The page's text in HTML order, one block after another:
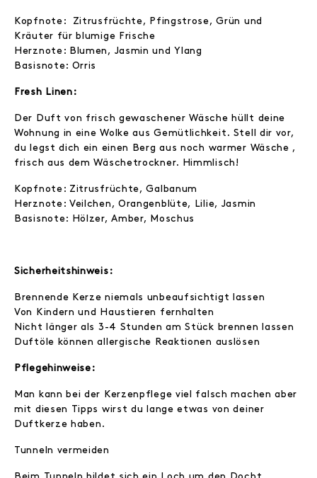
Kopfnote: Zitrusfrüchte, Pfingstrose, Grün und
Kräuter für blumige Frische
Herznote: Blumen, Jasmin und Ylang
Basisnote: Orris
Fresh Linen:
Der Duft von frisch gewaschener Wäsche hüllt deine
Wohnung in eine Wolke aus Gemütlichkeit. Stell dir vor,
du legst dich ein einen Berg aus noch warmer Wäsche ,
frisch aus dem Wäschetrockner. Himmlisch!
Kopfnote: Zitrusfrüchte, Galbanum
Herznote: Veilchen, Orangenblüte, Lilie, Jasmin
Basisnote: Hölzer, Amber, Moschus
Sicherheitshinweis:
Brennende Kerze niemals unbeaufsichtigt lassen
Von Kindern und Haustieren fernhalten
Nicht länger als 3-4 Stunden am Stück brennen lassen
Duftöle können allergische Reaktionen auslösen
Pflegehinweise:
Man kann bei der Kerzenpflege viel falsch machen aber
mit diesen Tipps wirst du lange etwas von deiner
Duftkerze haben.
Tunneln vermeiden